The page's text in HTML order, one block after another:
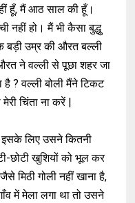
हूँ, मैं आठ साल की हूँ।
नहीं हो। मैं भी कैसा बुद्धु
बड़ी उम्र की औरत बल्ली
ने वल्ली से पूछा शहर जा
है ? वल्ली बोली मैंने टिकट
चिंता ना करें |
इसके लिए उसने कितनी
छोटी खुशियों को भूल कर
मिठी गोली नहीं खाना है,
में मेला लगा था तो उसने